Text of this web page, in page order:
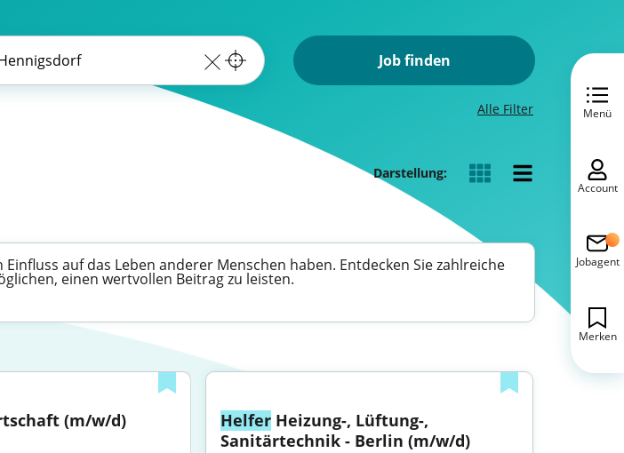
Job finden
Alle Filter
Darstellung:
auf das Leben anderer Menschen haben. Entdecken Sie zahlreiche
einen wertvollen Beitrag zu leisten.
(m/w/d) Helfer Heizung-, Lüftung-,
Sanitärtechnik - Berlin (m/w/d)
Menü
Account
Jobagent
Merken